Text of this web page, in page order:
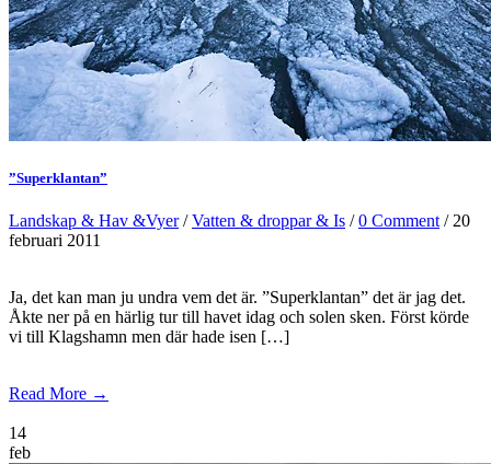
”Superklantan”
Landskap & Hav &Vyer/Vatten & droppar & Is /0 Comment / 20
februari 2011
Ja, det kan man ju undra vem det är. ”Superklantan” det är jag det.
Åkte ner på en härlig tur till havet idag och solen sken. Först körde
vi till Klagshamn men där hade isen […]
Read More →
14
feb